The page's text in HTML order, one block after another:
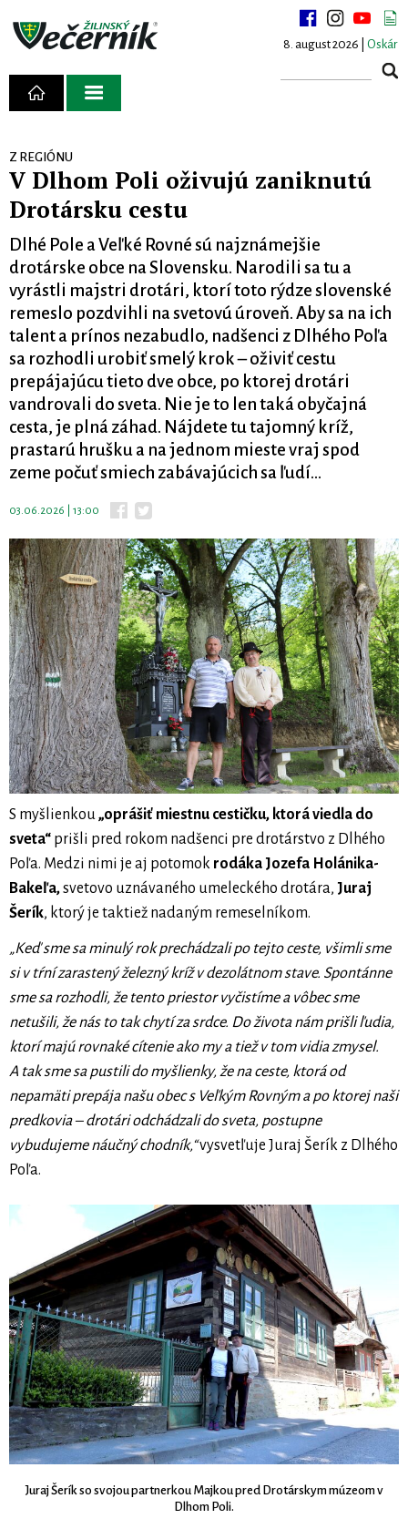
8. august 2026 | Oskár
Z REGIÓNU
V Dlhom Poli oživujú zaniknutú
Drotársku cestu
Dlhé Pole a Veľké Rovné sú najznámejšie
drotárske obce na Slovensku. Narodili sa tu a
vyrástli majstri drotári, ktorí toto rýdze slovenské
remeslo pozdvihli na svetovú úroveň. Aby sa na ich
talent a prínos nezabudlo, nadšenci z Dlhého Poľa
sa rozhodli urobiť smelý krok – oživiť cestu
prepájajúcu tieto dve obce, po ktorej drotári
vandrovali do sveta. Nie je to len taká obyčajná
cesta, je plná záhad. Nájdete tu tajomný kríž,
prastarú hrušku a na jednom mieste vraj spod
zeme počuť smiech zabávajúcich sa ľudí...
03.06.2026 | 13:00
S myšlienkou„oprášiť miestnu cestičku, ktorá viedla do
sveta“ prišli pred rokom nadšenci pre drotárstvo z Dlhého
Poľa. Medzi nimi je aj potomok rodáka Jozefa Holánika-
Bakeľa,svetovo uznávaného umeleckého drotára, Juraj
Šerík, ktorý je taktiež nadaným remeselníkom.
„Keď sme sa minulý rok prechádzali po tejto ceste, všimli sme
si v tŕní zarastený železný kríž v dezolátnom stave. Spontánne
sme sa rozhodli, že tento priestor vyčistíme a vôbec sme
netušili, že nás to tak chytí za srdce. Do života nám prišli ľudia,
ktorí majú rovnaké cítenie ako my a tiež v tom vidia zmysel.
A tak sme sa pustili do myšlienky, že na ceste, ktorá od
nepamäti prepája našu obec s Veľkým Rovným a po ktorej naši
predkovia – drotári odchádzali do sveta, postupne
vybudujeme náučný chodník,“vysvetľuje Juraj Šerík z Dlhého
Poľa.
Juraj Šerík so svojou partnerkou Majkou pred Drotárskym múzeom v
Dlhom Poli.